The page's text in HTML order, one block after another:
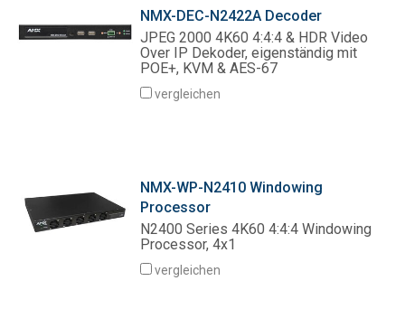
NMX-DEC-N2422A Decoder
JPEG 2000 4K60 4:4:4 & HDR Video
Over IP Dekoder, eigenständig mit
POE+, KVM & AES-67
vergleichen
NMX-WP-N2410 Windowing
Processor
N2400 Series 4K60 4:4:4 Windowing
Processor, 4x1
vergleichen